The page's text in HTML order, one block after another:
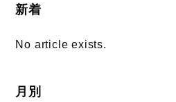
新着
No article exists.
月別